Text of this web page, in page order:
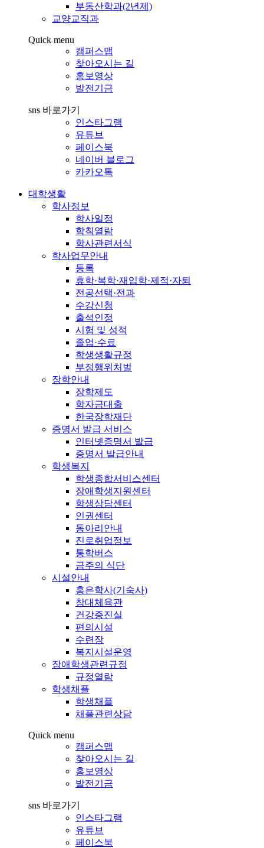
부동산학과(2년제)
교양교직과
Quick menu
캠퍼스맵
찾아오시는 길
홍보영상
발전기금
sns 바로가기
인스타그램
유튜브
페이스북
네이버 블로그
카카오톡
대학생활
학사정보
학사일정
학칙열람
학사관련서식
학사업무안내
등록
휴학·복학·재입학·제적·자퇴
전공선택·전과
수강신청
출석인정
시험 및 성적
졸업·수료
학생생활규정
부정행위처벌
장학안내
장학제도
학자금대출
한국장학재단
증명서 발급 서비스
인터넷증명서 발급
증명서 발급안내
학생복지
학생종합서비스센터
장애학생지원센터
학생상담센터
인권센터
동아리안내
진로취업정보
통학버스
금주의 식단
시설안내
홍은학사(기숙사)
창대체육관
건강증진실
편의시설
수련장
복지시설운영
장애학생관련규정
규정열람
학생채플
학생채플
채플관련상담
Quick menu
캠퍼스맵
찾아오시는 길
홍보영상
발전기금
sns 바로가기
인스타그램
유튜브
페이스북